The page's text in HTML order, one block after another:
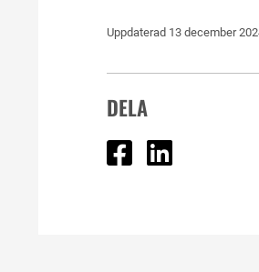
Uppdaterad 13 december
DELA
Dela på
Dela